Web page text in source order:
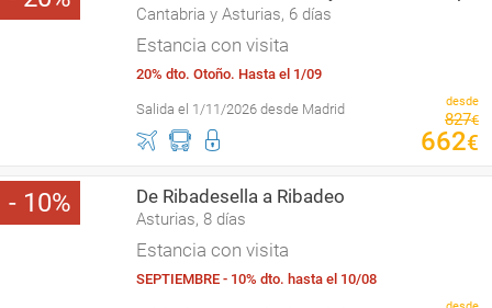
Cantabria y Asturias, 6 días
Estancia con visita
20% dto. Otoño. Hasta el 1/09
Salida el 1/11/2026 desde Madrid desde
827€
662€
10 De Ribadesella a Ribadeo
Asturias, 8 días
Estancia con visita
SEPTIEMBRE - 10% dto. hasta el 10/08